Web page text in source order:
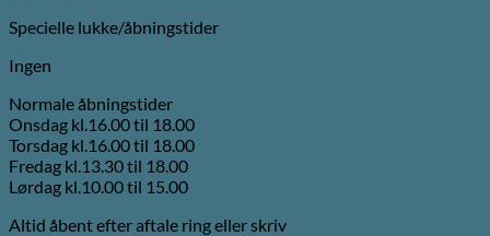
Specielle lukke/åbningstider
Ingen
Normale åbningstider
Onsdag kl.16.00 til 18.00
Torsdag kl.16.00 til 18.00
Fredag kl.13.30 til 18.00
Lørdag kl.10.00 til 15.00
Altid åbent efter aftale ring eller skriv